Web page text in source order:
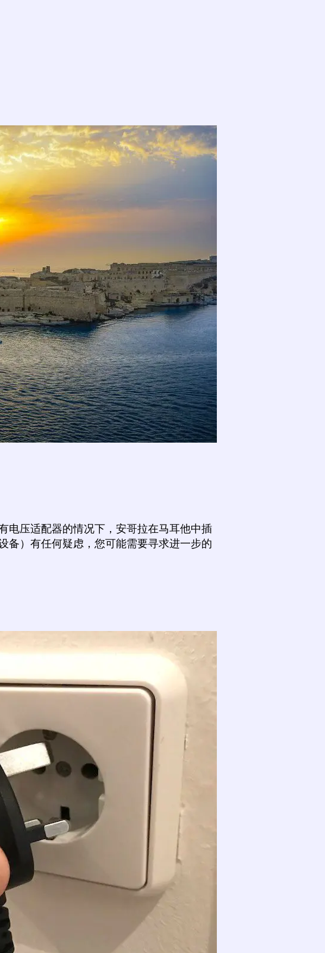
电压适配器的情况下，安哥拉在马耳他中插
备）有任何疑虑，您可能需要寻求进一步的